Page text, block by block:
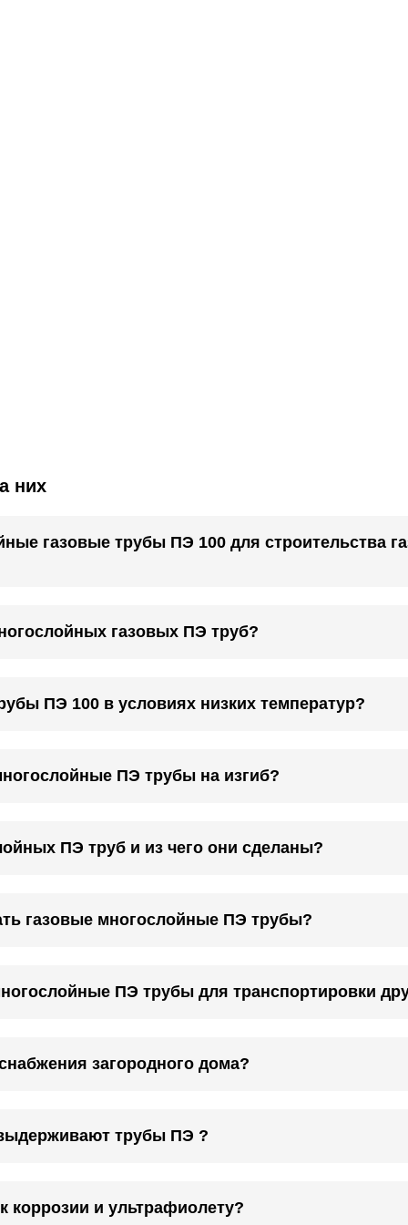
них
газовые трубы ПЭ 100 для строительства
газовых ПЭ труб?
ПЭ 100 в условиях низких температур?
ПЭ трубы на изгиб?
ПЭ труб и из чего они сделаны?
газовые многослойные ПЭ трубы?
ПЭ трубы для транспортировки
загородного дома?
трубы ПЭ ?
и ультрафиолету?